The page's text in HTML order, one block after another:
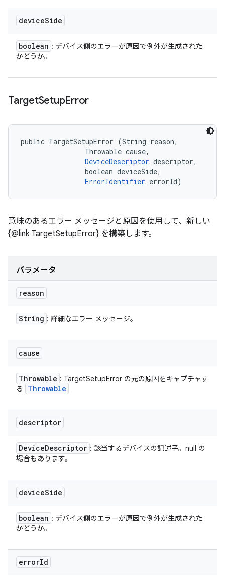
deviceSide
boolean : デバイス側のエラーが原因で例外が生成された
かどうか。
TargetSetupError
public TargetSetupError (String reason,
                Throwable cause,
DeviceDescriptor descriptor,
                boolean deviceSide,
ErrorIdentifier errorId)
意味のあるエラー メッセージと原因を使用して、新しい
{@link TargetSetupError} を構築します。
パラメータ
reason
String : 詳細なエラー メッセージ。
cause
Throwable : TargetSetupError の元の原因をキャプチャす
る
Throwable
descriptor
DeviceDescriptor : 該当するデバイスの記述子。null の
場合もあります。
deviceSide
boolean : デバイス側のエラーが原因で例外が生成された
かどうか。
errorId